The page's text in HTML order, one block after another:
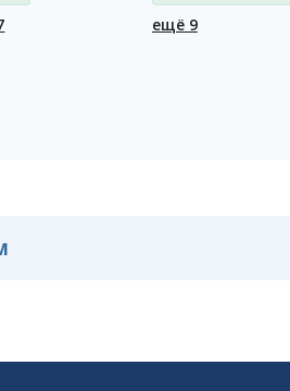
депрессия
ещё 9